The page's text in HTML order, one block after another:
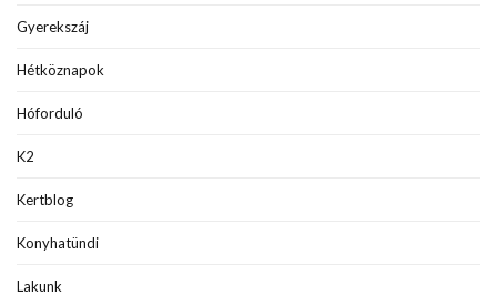
Gyerekszáj
Hétköznapok
Hóforduló
K2
Kertblog
Konyhatündi
Lakunk